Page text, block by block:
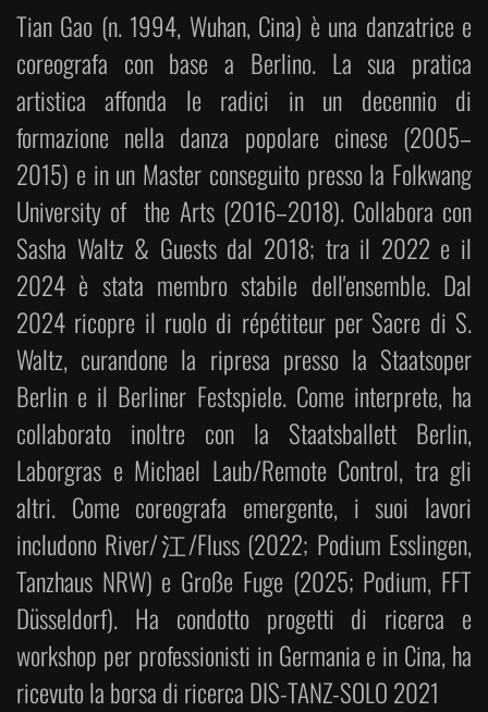
Tian Gao (n. 1994, Wuhan, Cina) è una danzatrice e
coreografa con base a Berlino. La sua pratica
artistica affonda le radici in un decennio di
formazione nella danza popolare cinese (2005–
2015) e in un Master conseguito presso la Folkwang
University of the Arts (2016–2018). Collabora con
Sasha Waltz & Guests dal 2018; tra il 2022 e il
2024 è stata membro stabile dell'ensemble. Dal
2024 ricopre il ruolo di répétiteur per Sacre di S.
Waltz, curandone la ripresa presso la Staatsoper
Berlin e il Berliner Festspiele. Come interprete, ha
collaborato inoltre con la Staatsballett Berlin,
Laborgras e Michael Laub/Remote Control, tra gli
altri. Come coreografa emergente, i suoi lavori
includono River/江/Fluss (2022; Podium Esslingen,
Tanzhaus NRW) e Große Fuge (2025; Podium, FFT
Düsseldorf). Ha condotto progetti di ricerca e
workshop per professionisti in Germania e in Cina, ha
ricevuto la borsa di ricerca DIS-TANZ-SOLO 2021